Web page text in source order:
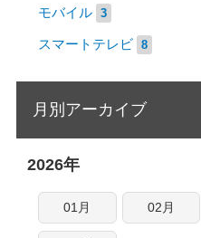
モバイル 3
スマートテレビ 8
月別アーカイブ
2026年
01月 02月